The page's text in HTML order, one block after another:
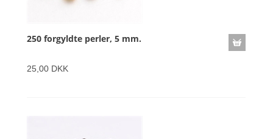
250 forgyldte perler, 5 mm.
25,00 DKK